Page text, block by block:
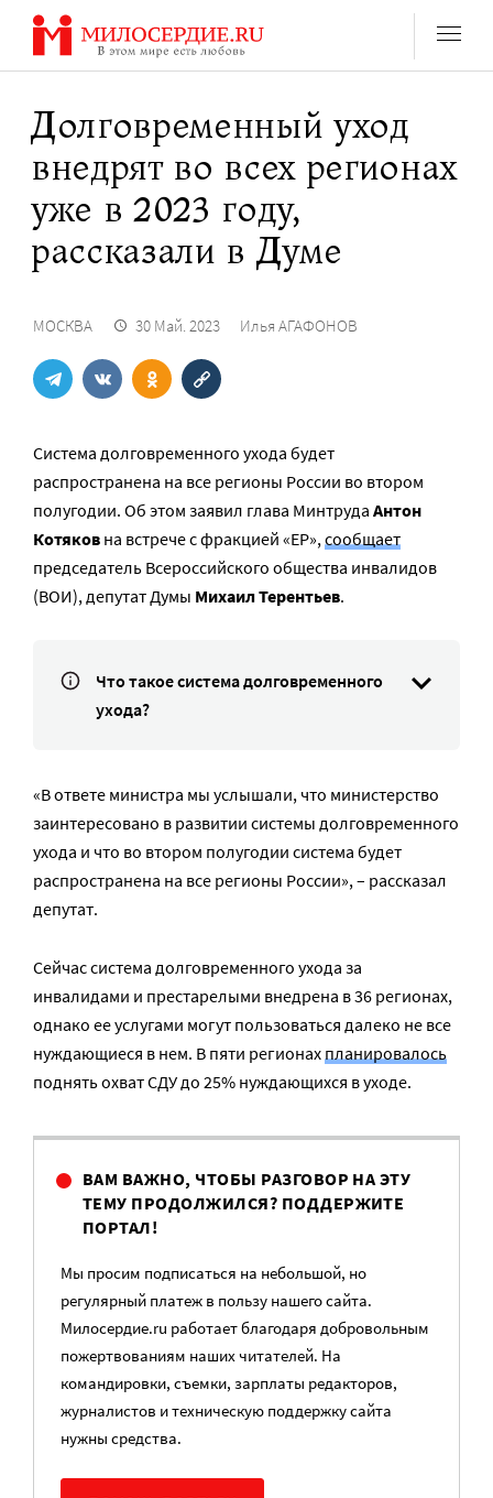
Перейти
содержанию
Долговременный уход
внедрят во всех регионах
уже в 2023 году,
рассказали в Думе
МОСКВА 30 Май. 2023 Илья АГАФОНОВ
Система долговременного ухода будет
распространена на все регионы России во втором
полугодии. Об этом заявил глава Минтруда Антон
Котяков на встрече с фракцией «ЕР»,сообщает
председатель Всероссийского общества инвалидов
(ВОИ), депутат Думы Михаил Терентьев.
Что такое система долговременного
ухода?
«В ответе министра мы услышали, что министерство
заинтересовано в развитии системы долговременного
ухода и что во втором полугодии система будет
распространена на все регионы России», – рассказал
депутат.
Сейчас система долговременного ухода за
инвалидами и престарелыми внедрена в 36 регионах,
однако ее услугами могут пользоваться далеко не все
нуждающиеся в нем. В пяти регионахпланировалось
поднять охват СДУ до 25% нуждающихся в уходе.
ВАМ ВАЖНО, ЧТОБЫ РАЗГОВОР НА ЭТУ
ТЕМУ ПРОДОЛЖИЛСЯ? ПОДДЕРЖИТЕ
ПОРТАЛ!
Мы просим подписаться на небольшой, но
регулярный платеж в пользу нашего сайта.
Милосердие.ru работает благодаря добровольным
пожертвованиям наших читателей. На
командировки, съемки, зарплаты редакторов,
журналистов и техническую поддержку сайта
нужны средства.